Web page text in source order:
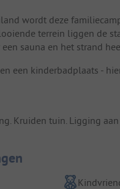
wordt deze
terrein liggen de
sauna en het strand
een kinderbadplaats -
Kruiden tuin. Ligging